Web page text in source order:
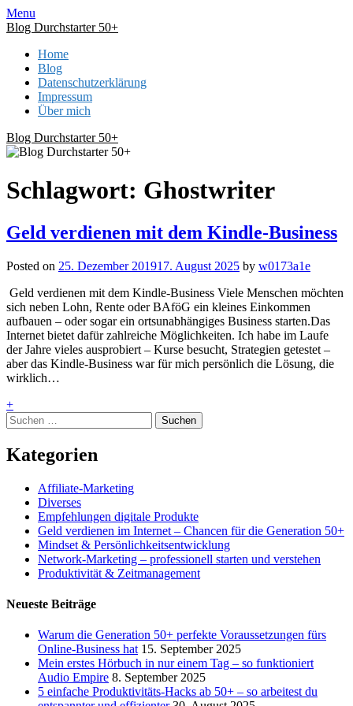
Skip
to
Menu
Blog Durchstarter 50+
Home
Blog
Datenschutzerklärung
Impressum
Über mich
Blog Durchstarter 50+
Schlagwort: Ghostwriter
Geld verdienen mit dem Kindle-Business
Posted on 25. Dezember 201917. August 2025 by w0173a1e
Geld verdienen mit dem Kindle-Business Viele Menschen möchten
sich neben Lohn, Rente oder BAföG ein kleines Einkommen
aufbauen – oder sogar ein ortsunabhängiges Business starten.Das
Internet bietet dafür zahlreiche Möglichkeiten. Ich habe im Laufe
der Jahre vieles ausprobiert – Kurse besucht, Strategien getestet –
aber das Kindle-Business war für mich persönlich die Lösung, die
wirklich…
+
Suchen
nach:
Kategorien
Affiliate-Marketing
Diverses
Empfehlungen digitale Produkte
Geld verdienen im Internet – Chancen für die Generation 50+
Mindset & Persönlichkeitsentwicklung
Network-Marketing – professionell starten und verstehen
Produktivität & Zeitmanagement
Neueste Beiträge
Warum die Generation 50+ perfekte Voraussetzungen fürs
Online-Business hat 15. September 2025
Mein erstes Hörbuch in nur einem Tag – so funktioniert
Audio Empire 8. September 2025
5 einfache Produktivitäts-Hacks ab 50+ – so arbeitest du